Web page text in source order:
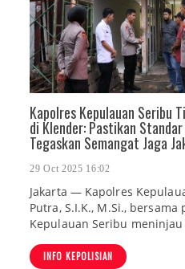
Kapolres Kepulauan Seribu
di Klender: Pastikan
Tegaskan Semangat Jaga
29 Oct 2025 16:02
Jakarta — Kapolres
Putra, S.I.K., M.Si.,
Kepulauan Seribu
INFO KEPOLISIAN